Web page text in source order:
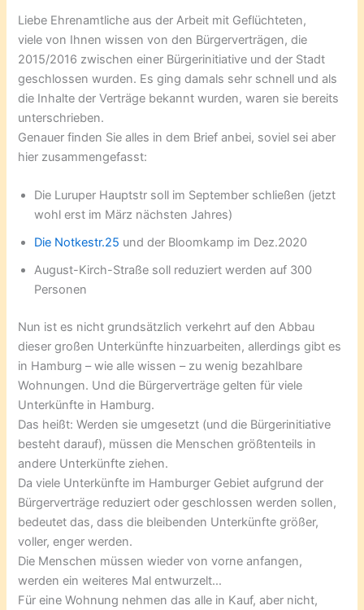
Liebe Ehrenamtliche aus der Arbeit mit Geflüchteten,
viele von Ihnen wissen von den Bürgerverträgen, die
2015/2016 zwischen einer Bürgerinitiative und der Stadt
geschlossen wurden. Es ging damals sehr schnell und als
die Inhalte der Verträge bekannt wurden, waren sie bereits
unterschrieben.
Genauer finden Sie alles in dem Brief anbei, soviel sei aber
hier zusammengefasst:
Die Luruper Hauptstr soll im September schließen (jetzt
wohl erst im März nächsten Jahres)
Die Notkestr.25 und der Bloomkamp im Dez.2020
August-Kirch-Straße soll reduziert werden auf 300
Personen
Nun ist es nicht grundsätzlich verkehrt auf den Abbau
dieser großen Unterkünfte hinzuarbeiten, allerdings gibt es
in Hamburg – wie alle wissen – zu wenig bezahlbare
Wohnungen. Und die Bürgerverträge gelten für viele
Unterkünfte in Hamburg.
Das heißt: Werden sie umgesetzt (und die Bürgerinitiative
besteht darauf), müssen die Menschen größtenteils in
andere Unterkünfte ziehen.
Da viele Unterkünfte im Hamburger Gebiet aufgrund der
Bürgerverträge reduziert oder geschlossen werden sollen,
bedeutet das, dass die bleibenden Unterkünfte größer,
voller, enger werden.
Die Menschen müssen wieder von vorne anfangen,
werden ein weiteres Mal entwurzelt…
Für eine Wohnung nehmen das alle in Kauf, aber nicht,